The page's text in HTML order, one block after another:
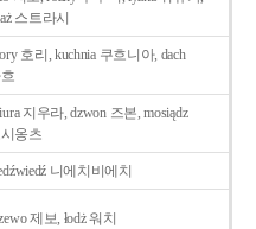
스트라시
호리, kuchnia 쿠흐니아, dach
지우라, dzwon 즈본, mosiądz
옹츠
니에치비에치
제보, łodż 워치